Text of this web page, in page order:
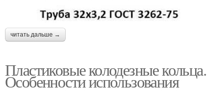
читать дальше →
Пластиковые колодезные кольца.
Особенности использования